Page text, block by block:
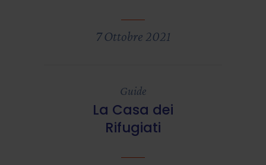
7 Ottobre 2021
Guide
La Casa dei
Rifugiati